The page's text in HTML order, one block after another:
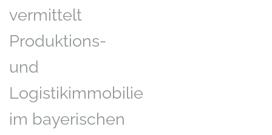
vermittelt
Produktions-
und
Logistikimmobilie
im bayerischen